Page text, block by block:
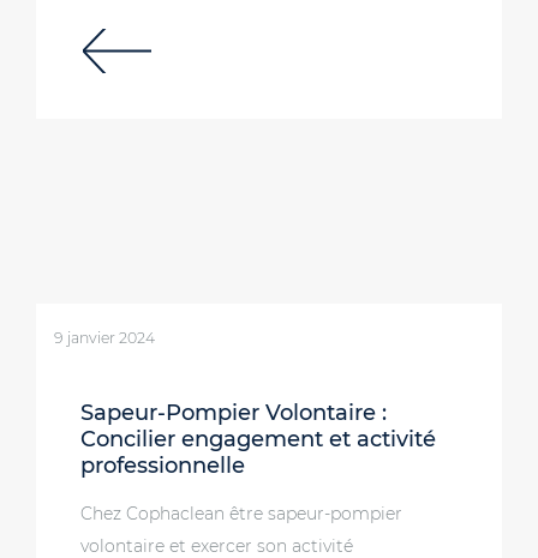
9 janvier 2024
Sapeur-Pompier Volontaire :
Concilier engagement et activité
professionnelle
Chez Cophaclean être sapeur-pompier
volontaire et exercer son activité